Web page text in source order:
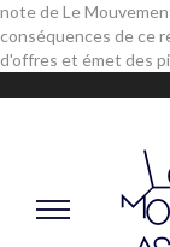
note de Le
conséquences de ce
d'offres et émet des